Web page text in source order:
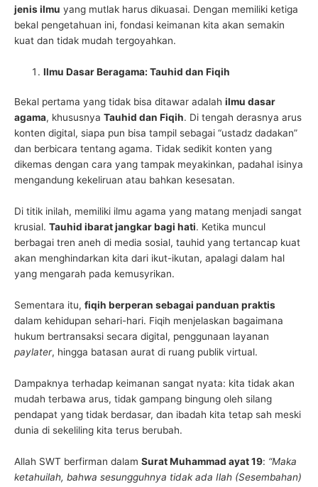
jenis ilmu yang mutlak harus dikuasai. Dengan memiliki ketiga
bekal pengetahuan ini, fondasi keimanan kita akan semakin
kuat dan tidak mudah tergoyahkan.
Ilmu Dasar Beragama: Tauhid dan Fiqih
Bekal pertama yang tidak bisa ditawar adalah ilmu dasar
agama, khususnya Tauhid dan Fiqih. Di tengah derasnya arus
konten digital, siapa pun bisa tampil sebagai “ustadz dadakan”
dan berbicara tentang agama. Tidak sedikit konten yang
dikemas dengan cara yang tampak meyakinkan, padahal isinya
mengandung kekeliruan atau bahkan kesesatan.
Di titik inilah, memiliki ilmu agama yang matang menjadi sangat
krusial. Tauhid ibarat jangkar bagi hati. Ketika muncul
berbagai tren aneh di media sosial, tauhid yang tertancap kuat
akan menghindarkan kita dari ikut-ikutan, apalagi dalam hal
yang mengarah pada kemusyrikan.
Sementara itu, fiqih berperan sebagai panduan praktis
dalam kehidupan sehari-hari. Fiqih menjelaskan bagaimana
hukum bertransaksi secara digital, penggunaan layanan
paylater, hingga batasan aurat di ruang publik virtual.
Dampaknya terhadap keimanan sangat nyata: kita tidak akan
mudah terbawa arus, tidak gampang bingung oleh silang
pendapat yang tidak berdasar, dan ibadah kita tetap sah meski
dunia di sekeliling kita terus berubah.
Allah SWT berfirman dalam Surat Muhammad ayat 19: “Maka
ketahuilah, bahwa sesungguhnya tidak ada Ilah (Sesembahan)